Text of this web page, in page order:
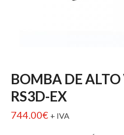
BOMBA DE
RS3D-EX
744.00€ + IVA